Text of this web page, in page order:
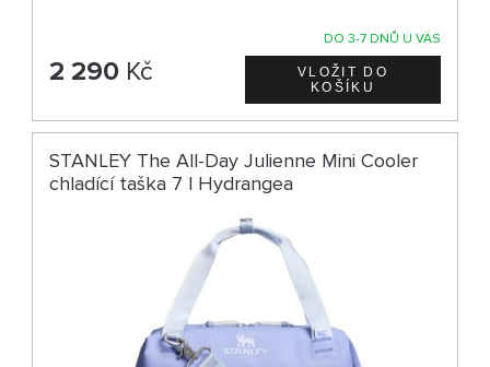
DO 3-7 DNŮ U VÁS
2 290 Kč
STANLEY The All-Day Julienne Mini Cooler
chladící taška 7 l Hydrangea